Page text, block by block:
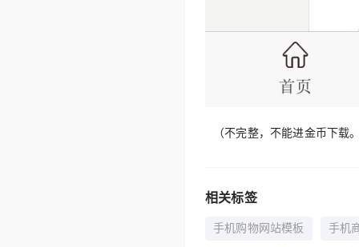
（不完整，不能进金币下载
相关标签
手机购物网站模板 手机